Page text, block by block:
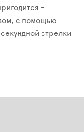
–
с помощью
стрелки